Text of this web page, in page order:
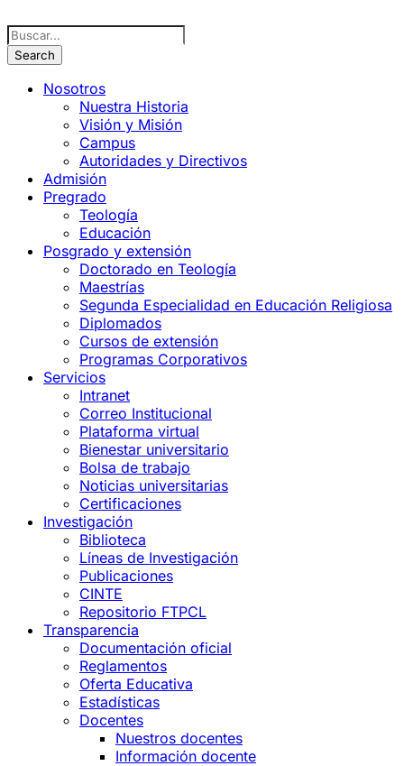
Nosotros
Nuestra Historia
Visión y Misión
Campus
Autoridades y Directivos
Admisión
Pregrado
Teología
Educación
Posgrado y extensión
Doctorado en Teología
Maestrías
Segunda Especialidad en Educación Religiosa
Diplomados
Cursos de extensión
Programas Corporativos
Servicios
Intranet
Correo Institucional
Plataforma virtual
Bienestar universitario
Bolsa de trabajo
Noticias universitarias
Certificaciones
Investigación
Biblioteca
Líneas de Investigación
Publicaciones
CINTE
Repositorio FTPCL
Transparencia
Documentación oficial
Reglamentos
Oferta Educativa
Estadísticas
Docentes
Nuestros docentes
Información docente